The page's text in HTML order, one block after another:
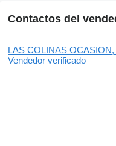
Contactos del
LAS COLINAS OCASION,
Vendedor verificado